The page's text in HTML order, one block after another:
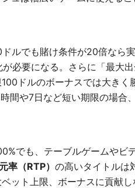
ルでも賭け条件が20倍なら
必要になる。さらに「最大
ドルのボーナスでは大きく
間や7日など短い期限の場合、
でも、テーブルゲームやビ
率（RTP） の高いタイトルは
ット上限、ボーナスに貢献し